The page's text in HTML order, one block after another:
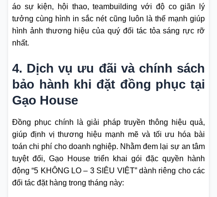
áo sự kiện, hội thao, teambuilding với độ co giãn lý
tưởng cùng hình in sắc nét cũng luôn là thế mạnh giúp
hình ảnh thương hiệu của quý đối tác tỏa sáng rực rỡ
nhất.
4. Dịch vụ ưu đãi và chính sách
bảo hành khi đặt đồng phục tại
Gạo House
Đồng phục chính là giải pháp truyền thông hiệu quả,
giúp định vị thương hiệu mạnh mẽ và tối ưu hóa bài
toán chi phí cho doanh nghiệp. Nhằm đem lại sự an tâm
tuyệt đối, Gạo House triển khai gói đặc quyền hành
động “5 KHÔNG LO – 3 SIÊU VIỆT” dành riêng cho các
đối tác đặt hàng trong tháng này: